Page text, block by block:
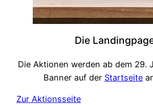
Die
Die Aktionen werden ab dem 29.
Banner auf der Startseite
Zur Aktionsseite